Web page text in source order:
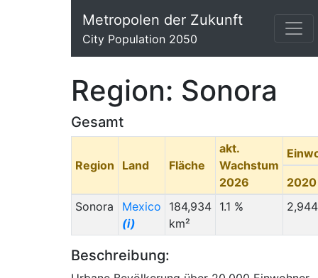
Metropolen der Zukunft
City Population 2050
Region: Sonora
Gesamt
Region Land Fläche
akt.
Wachstum
2026
2020
Sonora
Mexico
(i)
184,934
km²
1.1 %
Beschreibung: